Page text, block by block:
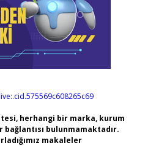
herhangi bir marka, kurum
bulunmamaktadır.
makaleler